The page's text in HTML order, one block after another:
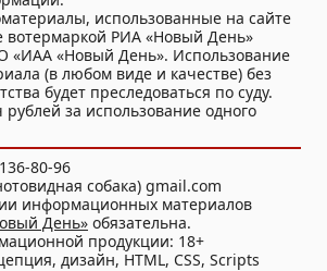
использованные на сайте
вотермаркой РИА «Новый День»
«ИАА «Новый День». Использование
(в любом виде и качестве) без
будет преследоваться по суду.
за использование одного
80-96
собака) gmail.com
информационных материалов
День» обязательна.
продукции: 18+
дизайн, HTML, CSS, Scripts